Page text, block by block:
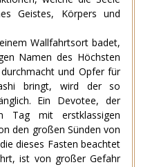
Geistes, Körpers und
Wallfahrtsort badet,
Namen des Höchsten
und Opfer für
bringt, wird der so
Ein Devotee, der
Tag mit erstklassigen
den großen Sünden von
dieses Fasten beachtet
ist von großer Gefahr